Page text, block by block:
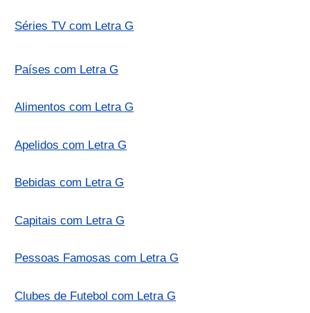
Séries TV com Letra G
Países com Letra G
Alimentos com Letra G
Apelidos com Letra G
Bebidas com Letra G
Capitais com Letra G
Pessoas Famosas com Letra G
Clubes de Futebol com Letra G